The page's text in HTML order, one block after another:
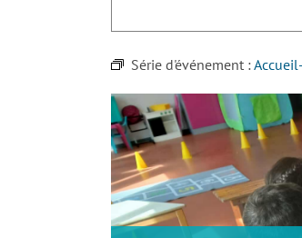
Série d'événement :